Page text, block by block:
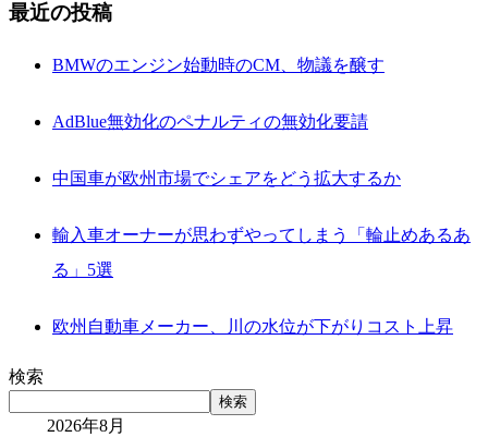
最近の投稿
BMWのエンジン始動時のCM、物議を醸す
AdBlue無効化のペナルティの無効化要請
中国車が欧州市場でシェアをどう拡大するか
輸入車オーナーが思わずやってしまう「輪止めあるあ
る」5選
欧州自動車メーカー、川の水位が下がりコスト上昇
検索
検索
2026年8月